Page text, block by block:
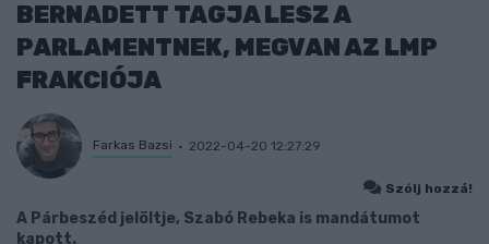
BERNADETT TAGJA LESZ A
PARLAMENTNEK, MEGVAN AZ LMP
FRAKCIÓJA
Farkas Bazsi 2022-04-20 12:27:29
Szólj hozzá!
A Párbeszéd jelöltje, Szabó Rebeka is mandátumot
kapott.